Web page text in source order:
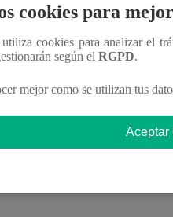
presentados por los
cookies para
cookies para analizar el
según el RGPD.
mejor como se utilizan tus
Aceptar